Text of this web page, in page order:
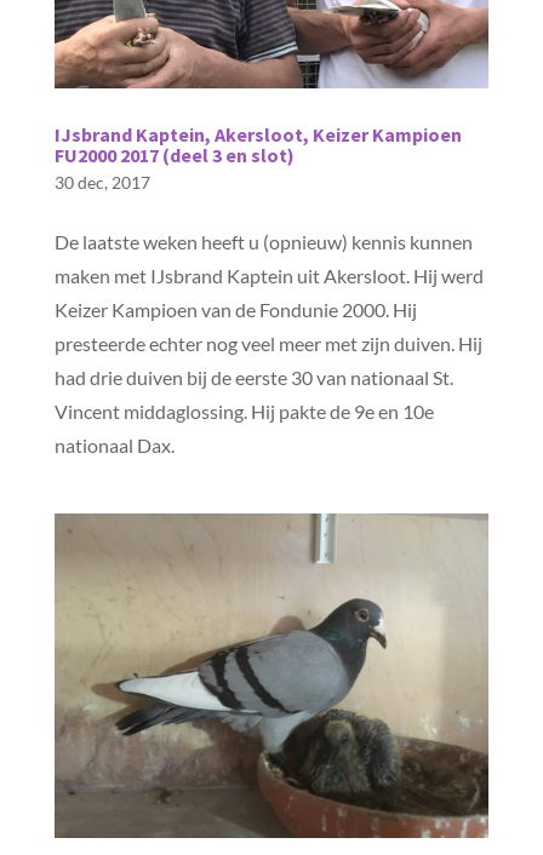
IJsbrand Kaptein, Akersloot, Keizer Kampioen
FU2000 2017 (deel 3 en slot)
30 dec, 2017
De laatste weken heeft u (opnieuw) kennis kunnen
maken met IJsbrand Kaptein uit Akersloot. Hij werd
Keizer Kampioen van de Fondunie 2000. Hij
presteerde echter nog veel meer met zijn duiven. Hij
had drie duiven bij de eerste 30 van nationaal St.
Vincent middaglossing. Hij pakte de 9e en 10e
nationaal Dax.